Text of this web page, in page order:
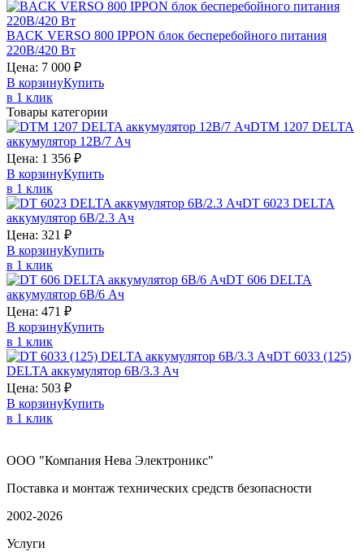
BACK VERSO 800 IPPON блок бесперебойного питания
220В/420 Вт
Цена: 7 000 ₽
В корзинуКупить
в 1 клик
Товары категории
DTM 1207 DELTA
аккумулятор 12В/7 Ач
Цена: 1 356 ₽
В корзинуКупить
в 1 клик
DT 6023 DELTA
аккумулятор 6В/2.3 Ач
Цена: 321 ₽
В корзинуКупить
в 1 клик
DT 606 DELTA
аккумулятор 6В/6 Ач
Цена: 471 ₽
В корзинуКупить
в 1 клик
DT 6033 (125)
DELTAаккумулятор 6В/3.3 Ач
Цена: 503 ₽
В корзинуКупить
в 1 клик
ООО "Компания Нева Электроникс"
Поставка и монтаж технических средств безопасности
2002-2026
Услуги